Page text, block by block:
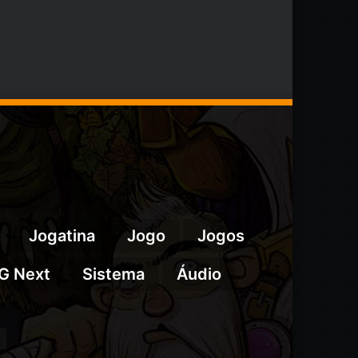
Jogatina Jogo
Jogos
Next Sistema Áudio